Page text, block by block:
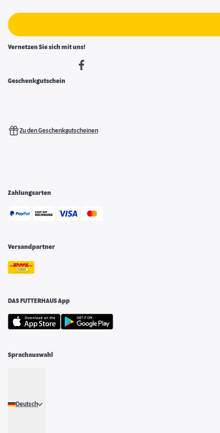
Vernetzen Sie sich mit uns!
Geschenkgutschein
Zu den Geschenkgutscheinen
Zahlungsarten
Versandpartner
DAS FUTTERHAUS App
Sprachauswahl
Deutsch